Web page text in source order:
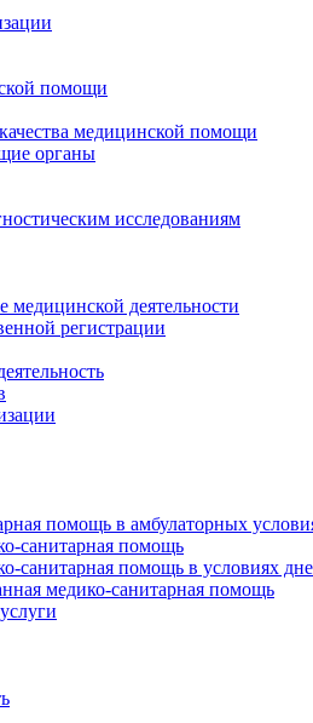
помощи
медицинской помощи
органы
исследованиям
медицинской деятельности
регистрации
помощь в амбулаторных
санитарная помощь
санитарная помощь в условиях
медико-санитарная помощь